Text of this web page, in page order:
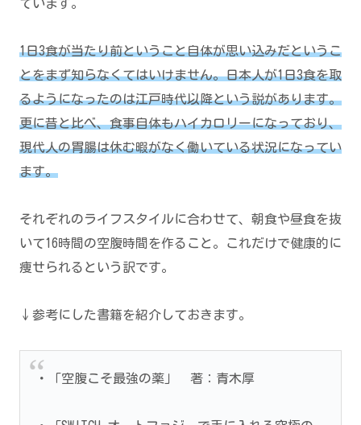
ています。
1日3食が当たり前ということ自体が思い込みだというこ
とをまず知らなくてはいけません。日本人が1日3食を取
るようになったのは江戸時代以降という説があります。
更に昔と比べ、食事自体もハイカロリーになっており、
現代人の胃腸は休む暇がなく働いている状況になってい
ます。
それぞれのライフスタイルに合わせて、朝食や昼食を抜
いて16時間の空腹時間を作ること。これだけで健康的に
痩せられるという訳です。
↓参考にした書籍を紹介しておきます。
・「空腹こそ最強の薬」 著：青木厚